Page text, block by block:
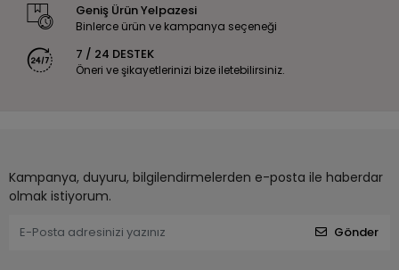
Geniş Ürün Yelpazesi
Binlerce ürün ve kampanya seçeneği
7 / 24 DESTEK
Öneri ve şikayetlerinizi bize iletebilirsiniz.
Kampanya, duyuru, bilgilendirmelerden e-posta ile haberdar
olmak istiyorum.
Gönder